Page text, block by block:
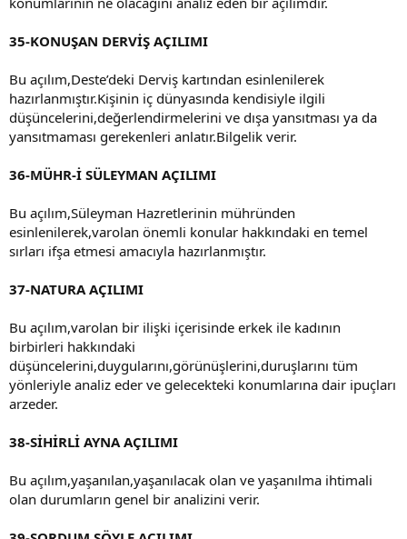
35-KONUŞAN DERVİŞ AÇILIMI
Bu açılım,Deste’deki Derviş kartından esinlenilerek
hazırlanmıştır.Kişinin iç dünyasında kendisiyle ilgili
düşüncelerini,değerlendirmelerini ve dışa yansıtması ya da
yansıtmaması gerekenleri anlatır.Bilgelik verir.
36-MÜHR-İ SÜLEYMAN AÇILIMI
Bu açılım,Süleyman Hazretlerinin mühründen
esinlenilerek,varolan önemli konular hakkındaki en temel
sırları ifşa etmesi amacıyla hazırlanmıştır.
37-NATURA AÇILIMI
Bu açılım,varolan bir ilişki içerisinde erkek ile kadının
birbirleri hakkındaki
düşüncelerini,duygularını,görünüşlerini,duruşlarını tüm
yönleriyle analiz eder ve gelecekteki konumlarına dair ipuçları
arzeder.
38-SİHİRLİ AYNA AÇILIMI
Bu açılım,yaşanılan,yaşanılacak olan ve yaşanılma ihtimali
olan durumların genel bir analizini verir.